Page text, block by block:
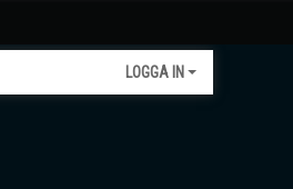
LOGGA IN